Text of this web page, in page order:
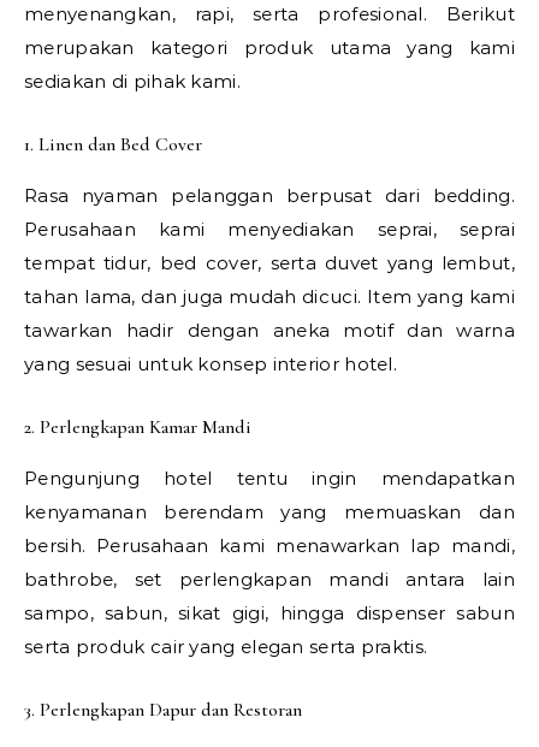
menyenangkan, rapi, serta profesional. Berikut
merupakan kategori produk utama yang kami
sediakan di pihak kami.
1. Linen dan Bed Cover
Rasa nyaman pelanggan berpusat dari bedding.
Perusahaan kami menyediakan seprai, seprai
tempat tidur, bed cover, serta duvet yang lembut,
tahan lama, dan juga mudah dicuci. Item yang kami
tawarkan hadir dengan aneka motif dan warna
yang sesuai untuk konsep interior hotel.
2. Perlengkapan Kamar Mandi
Pengunjung hotel tentu ingin mendapatkan
kenyamanan berendam yang memuaskan dan
bersih. Perusahaan kami menawarkan lap mandi,
bathrobe, set perlengkapan mandi antara lain
sampo, sabun, sikat gigi, hingga dispenser sabun
serta produk cair yang elegan serta praktis.
3. Perlengkapan Dapur dan Restoran